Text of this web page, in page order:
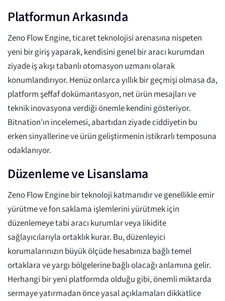
Platformun Arkasında
Zeno Flow Engine, ticaret teknolojisi arenasına nispeten
yeni bir giriş yaparak, kendisini genel bir aracı kurumdan
ziyade iş akışı tabanlı otomasyon uzmanı olarak
konumlandırıyor. Henüz onlarca yıllık bir geçmişi olmasa da,
platform şeffaf dokümantasyon, net ürün mesajları ve
teknik inovasyona verdiği önemle kendini gösteriyor.
Bitnation'ın incelemesi, abartıdan ziyade ciddiyetin bu
erken sinyallerine ve ürün geliştirmenin istikrarlı temposuna
odaklanıyor.
Düzenleme ve Lisanslama
Zeno Flow Engine bir teknoloji katmanıdır ve genellikle emir
yürütme ve fon saklama işlemlerini yürütmek için
düzenlemeye tabi aracı kurumlar veya likidite
sağlayıcılarıyla ortaklık kurar. Bu, düzenleyici
korumalarınızın büyük ölçüde hesabınıza bağlı temel
ortaklara ve yargı bölgelerine bağlı olacağı anlamına gelir.
Herhangi bir yeni platformda olduğu gibi, önemli miktarda
sermaye yatırmadan önce yasal açıklamaları dikkatlice